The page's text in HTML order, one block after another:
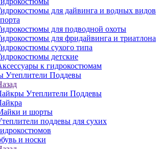
для дайвинга и водных видов
для подводной охоты
для фридайвинга и триатлона
сухого типа
детские
к гидрокостюмам
Утеплители Поддевы
Утеплители Поддевы
и шорты
поддевы для сухих
и носки